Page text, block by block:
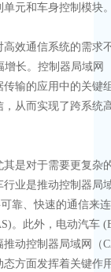
单元和车身控制模块
效通信系统的需求
长。控制器局域网
输的应用中的关键
从而实现了跨系统
是对于需要更复杂
业是推动控制器局
靠、快速的通信来
。此外，电动汽车
动控制器局域网（
方面发挥着关键作